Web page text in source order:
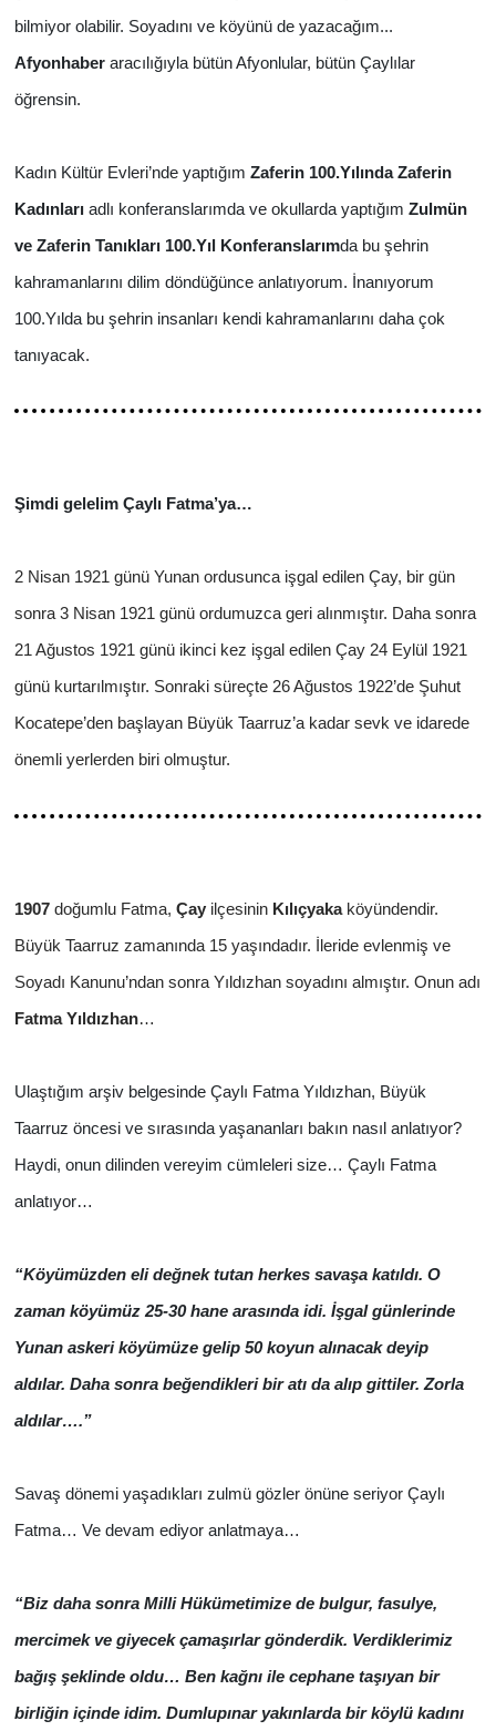
bilmiyor olabilir. Soyadını ve köyünü de yazacağım...
Afyonhaberaracılığıyla bütün Afyonlular, bütün Çaylılar
öğrensin.
Kadın Kültür Evleri’nde yaptığım Zaferin 100.Yılında Zaferin
Kadınlarıadlı konferanslarımda ve okullarda yaptığım Zulmün
ve Zaferin Tanıkları 100.Yıl Konferanslarımda bu şehrin
kahramanlarını dilim döndüğünce anlatıyorum. İnanıyorum
100.Yılda bu şehrin insanları kendi kahramanlarını daha çok
tanıyacak.
Şimdi gelelim Çaylı Fatma’ya…
2 Nisan 1921 günü Yunan ordusunca işgal edilen Çay, bir gün
sonra 3 Nisan 1921 günü ordumuzca geri alınmıştır. Daha sonra
21 Ağustos 1921 günü ikinci kez işgal edilen Çay 24 Eylül 1921
günü kurtarılmıştır. Sonraki süreçte 26 Ağustos 1922’de Şuhut
Kocatepe’den başlayan Büyük Taarruz’a kadar sevk ve idarede
önemli yerlerden biri olmuştur.
1907doğumlu Fatma, Çayilçesinin Kılıçyakaköyündendir.
Büyük Taarruz zamanında 15 yaşındadır. İleride evlenmiş ve
Soyadı Kanunu’ndan sonra Yıldızhan soyadını almıştır. Onun adı
Fatma Yıldızhan…
Ulaştığım arşiv belgesinde Çaylı Fatma Yıldızhan, Büyük
Taarruz öncesi ve sırasında yaşananları bakın nasıl anlatıyor?
Haydi, onun dilinden vereyim cümleleri size… Çaylı Fatma
anlatıyor…
“Köyümüzden eli değnek tutan herkes savaşa katıldı. O
zaman köyümüz 25-30 hane arasında idi. İşgal günlerinde
Yunan askeri köyümüze gelip 50 koyun alınacak deyip
aldılar. Daha sonra beğendikleri bir atı da alıp gittiler. Zorla
aldılar….”
Savaş dönemi yaşadıkları zulmü gözler önüne seriyor Çaylı
Fatma… Ve devam ediyor anlatmaya…
“Biz daha sonra Milli Hükümetimize de bulgur, fasulye,
mercimek ve giyecek çamaşırlar gönderdik. Verdiklerimiz
bağış şeklinde oldu… Ben kağnı ile cephane taşıyan bir
birliğin içinde idim. Dumlupınar yakınlarda bir köylü kadını